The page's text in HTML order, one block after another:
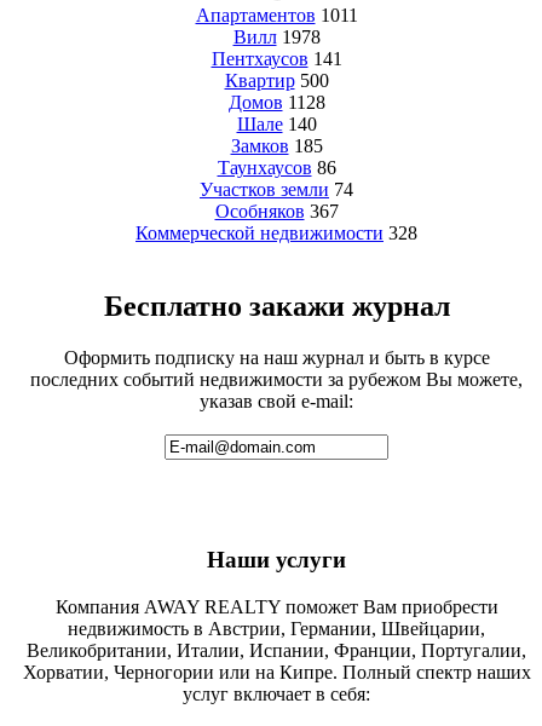
Апартаментов 1011
Вилл 1978
Пентхаусов 141
Квартир 500
Домов 1128
Шале 140
Замков 185
Таунхаусов 86
Участков земли 74
Особняков 367
Коммерческой недвижимости 328
Бесплатно закажи журнал
Оформить подписку на наш журнал и быть в курсе
последних событий недвижимости за рубежом Вы можете,
указав свой e-mail:
Наши услуги
Компания AWAY REALTY поможет Вам приобрести
недвижимость в Австрии, Германии, Швейцарии,
Великобритании, Италии, Испании, Франции, Португалии,
Хорватии, Черногории или на Кипре. Полный спектр наших
услуг включает в себя: